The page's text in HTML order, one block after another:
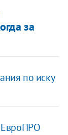
за
по иску
ЕвроПРО